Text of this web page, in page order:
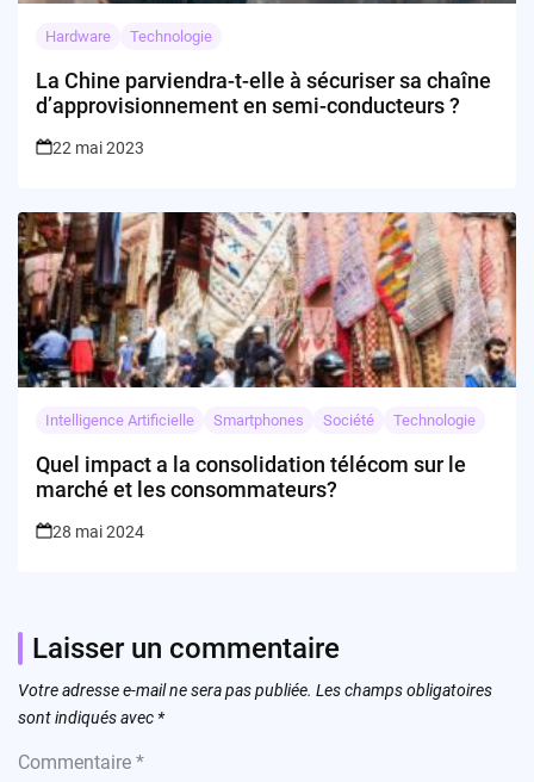
Hardware Technologie
La Chine parviendra-t-elle à sécuriser sa chaîne
d’approvisionnement en semi-conducteurs ?
22 mai 2023
Intelligence Artificielle Smartphones Société Technologie
Quel impact a la consolidation télécom sur le
marché et les consommateurs?
28 mai 2024
Laisser un commentaire
Votre adresse e-mail ne sera pas publiée. Les champs obligatoires
sont indiqués avec *
Commentaire *